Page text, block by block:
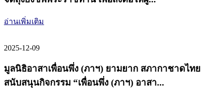
อ่านเพิ่มเติม
2025-12-09
มูลนิธิอาสาเพื่อนพึ่ง (ภาฯ) ยามยาก สภากาชาดไทย
สนับสนุนกิจกรรม “เพื่อนพึ่ง (ภาฯ) อาสา...